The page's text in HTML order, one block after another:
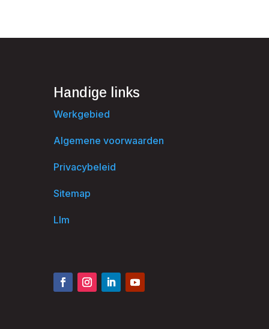
Handige links
Werkgebied
Algemene voorwaarden
Privacybeleid
Sitemap
Llm